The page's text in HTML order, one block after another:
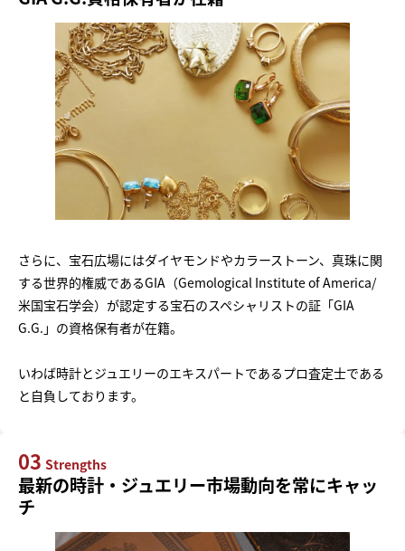
さらに、宝石広場にはダイヤモンドやカラーストーン、真珠に関
する世界的権威であるGIA（Gemological Institute of America/
米国宝石学会）が認定する宝石のスペシャリストの証「GIA
G.G.」の資格保有者が在籍。
いわば時計とジュエリーのエキスパートであるプロ査定士である
と自負しております。
03 Strengths
最新の時計・ジュエリー市場動向を常にキャッ
チ